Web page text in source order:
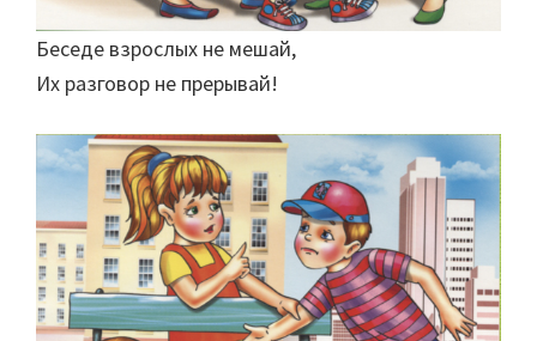
Беседе взрослых не мешай,
Их разговор не прерывай!